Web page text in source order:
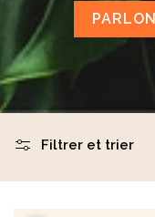
Filtrer et trier